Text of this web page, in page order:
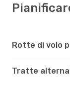
Rotte di volo
Tratte